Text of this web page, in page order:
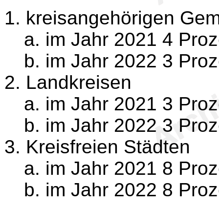
kreisangehörigen
im Jahr 2021 4
im Jahr 2022 3
Landkreisen
im Jahr 2021 3
im Jahr 2022 3
Kreisfreien Städten
im Jahr 2021 8
im Jahr 2022 8